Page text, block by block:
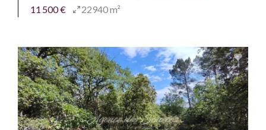
11 500 € 22940 m²